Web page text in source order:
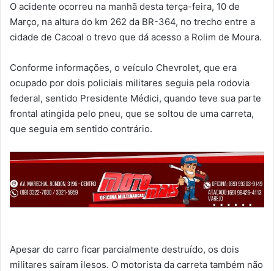
O acidente ocorreu na manhã desta terça-feira, 10 de
Março, na altura do km 262 da BR-364, no trecho entre a
cidade de Cacoal o trevo que dá acesso a Rolim de Moura.
Conforme informações, o veículo Chevrolet, que era
ocupado por dois policiais militares seguia pela rodovia
federal, sentido Presidente Médici, quando teve sua parte
frontal atingida pelo pneu, que se soltou de uma carreta,
que seguia em sentido contrário.
Apesar do carro ficar parcialmente destruído, os dois
militares saíram ilesos. O motorista da carreta também não